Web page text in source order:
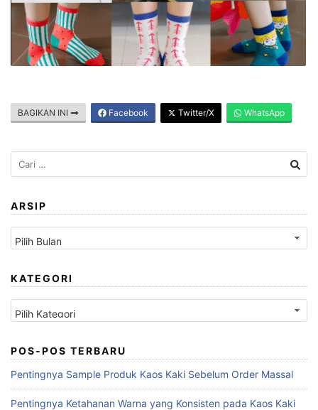
BAGIKAN INI Facebook Twitter/X WhatsApp
Cari
untuk:
ARSIP
Arsip
KATEGORI
Kategori
POS-POS TERBARU
Pentingnya Sample Produk Kaos Kaki Sebelum Order Massal
Pentingnya Ketahanan Warna yang Konsisten pada Kaos Kaki